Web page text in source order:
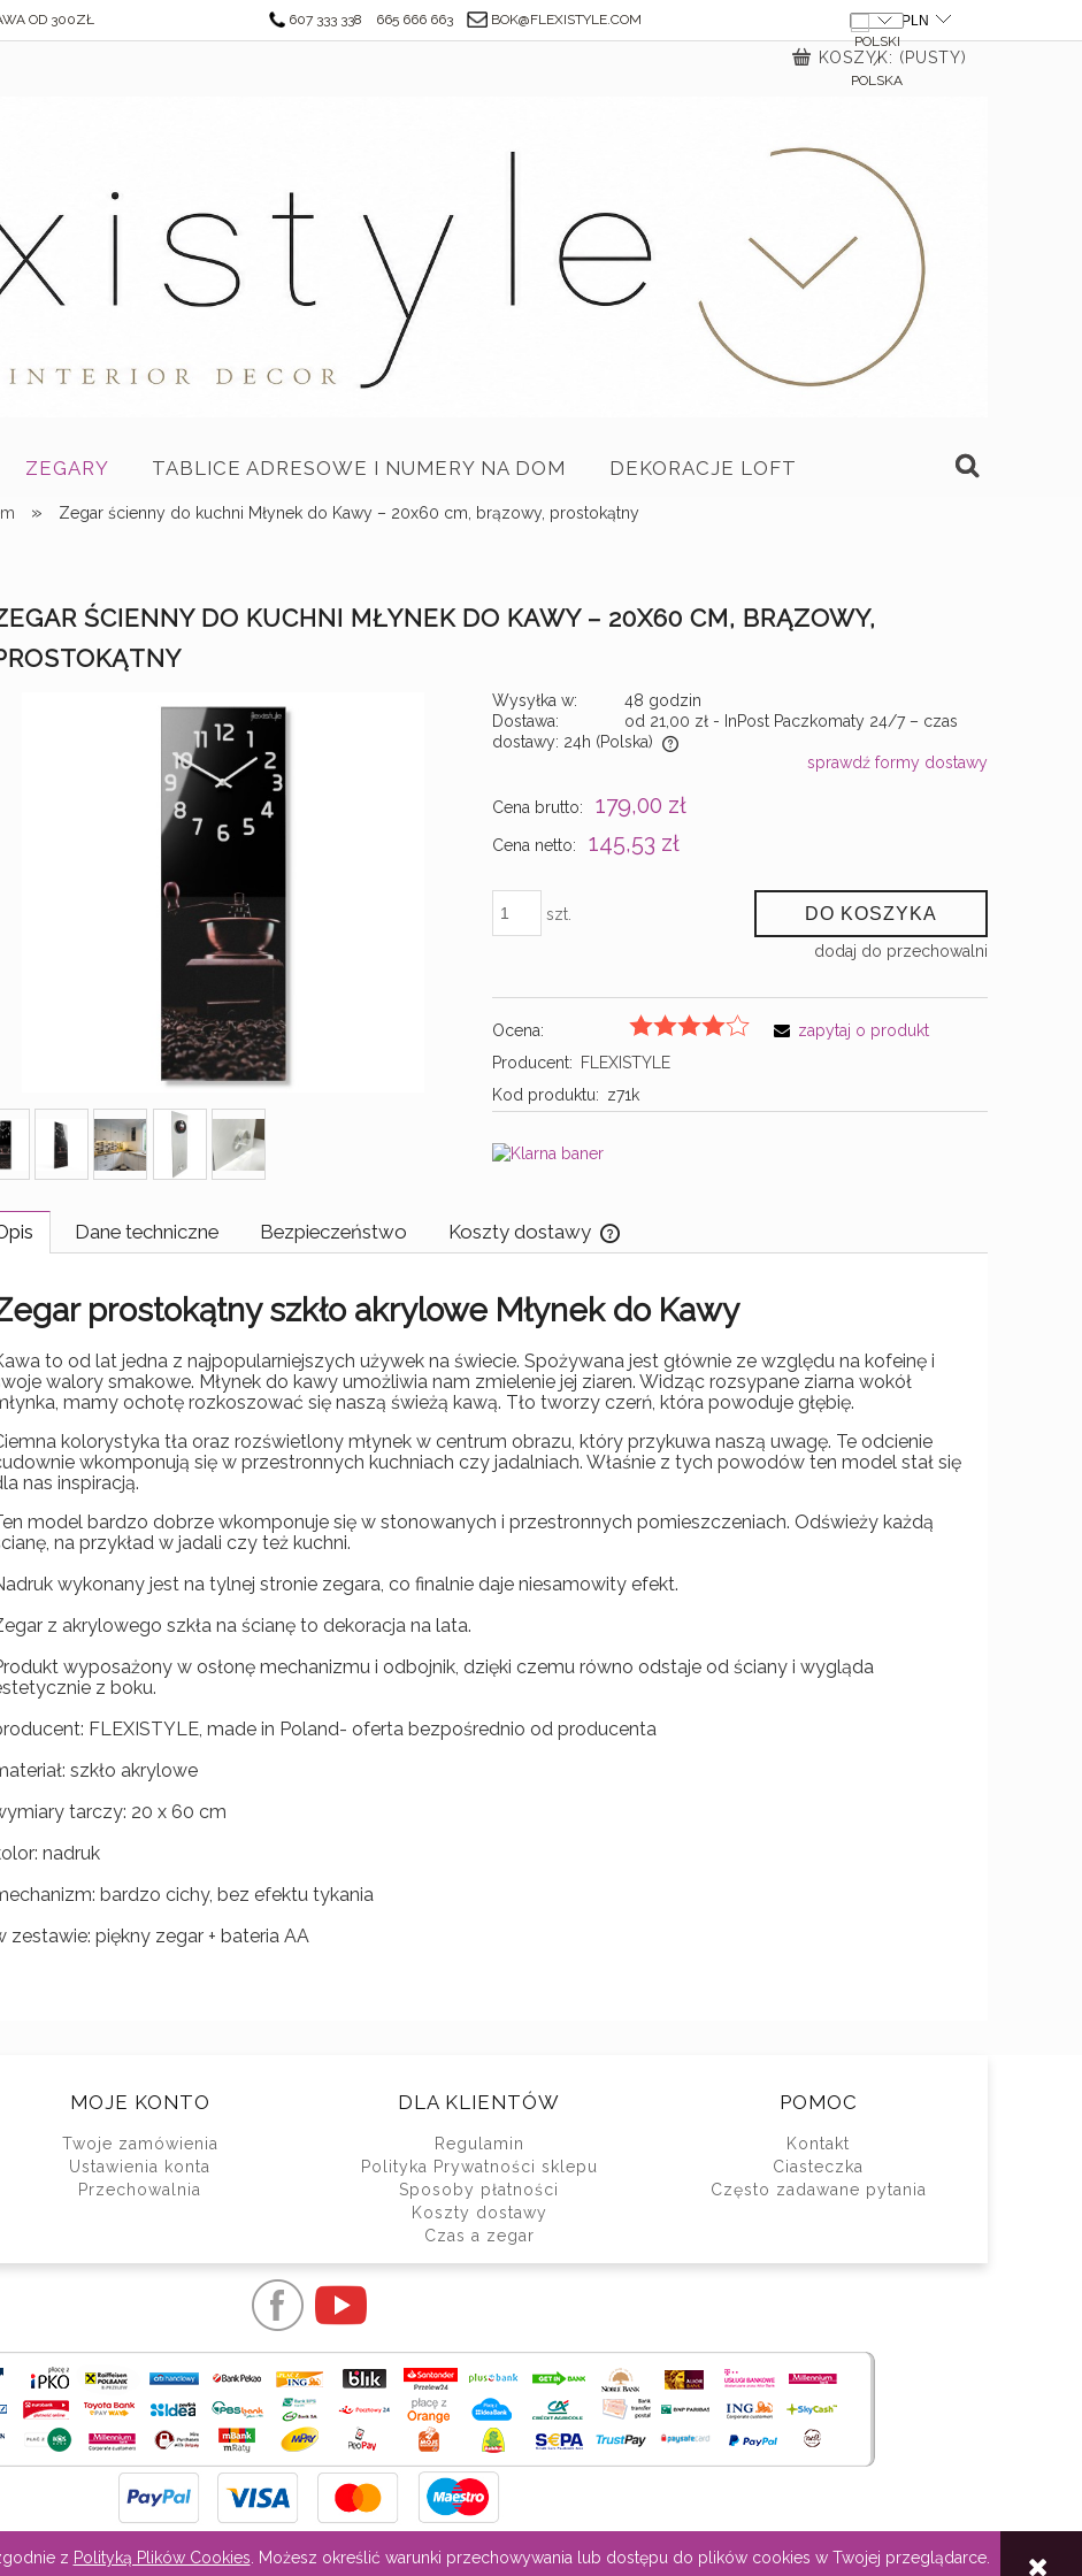
z Polityką Plików Cookies . Możesz określić warunki przechowywania lub dostępu do plików cookies w Twojej przeglądarce.
OD 300ZŁ 607 333 338 665 666 663 BOK@FLEXISTYLE.COM
KOSZYK: (PUSTY)
ZEGARY TABLICE ADRESOWE I NUMERY NA DOM DEKORACJE LOFT
POZOSTAŁE DEKORACJE NOWOŚCI
» Zegar ścienny do kuchni Młynek do Kawy – 20x60 cm, brązowy, prostokątny
ŚCIENNY DO KUCHNI MŁYNEK DO KAWY – 20X60 CM, BRĄZOWY,
Wysyłka w:
48 godzin
Dostawa:
od 21,00 zł - InPost Paczkomaty 24/7 – czas
dostawy: 24h (Polska)
sprawdź formy dostawy
Cena brutto: 179,00 zł
Cena netto: 145,53 zł
szt. DO KOSZYKA
dodaj do przechowalni
Ocena:
Producent:
FLEXISTYLE
Kod produktu: z71k
zapytaj o produkt
Dane techniczne Bezpieczeństwo Koszty dostawy
Cena nie zawiera ewentualnych kosztów
płatności
prostokątny szkło akrylowe Młynek do Kawy
to od lat jedna z najpopularniejszych używek na świecie. Spożywana jest głównie ze względu na kofeinę i
walory smakowe. Młynek do kawy umożliwia nam zmielenie jej ziaren. Widząc rozsypane ziarna wokół
mamy ochotę rozkoszować się naszą świeżą kawą. Tło tworzy czerń, która powoduje głębię.
kolorystyka tła oraz rozświetlony młynek w centrum obrazu, który przykuwa naszą uwagę. Te odcienie
wkomponują się w przestronnych kuchniach czy jadalniach. Właśnie z tych powodów ten model stał się
nas inspiracją.
model bardzo dobrze wkomponuje się w stonowanych i przestronnych pomieszczeniach. Odświeży każdą
na przykład w jadali czy też kuchni.
wykonany jest na tylnej stronie zegara, co finalnie daje niesamowity efekt.
z akrylowego szkła na ścianę to dekoracja na lata.
wyposażony w osłonę mechanizmu i odbojnik, dzięki czemu równo odstaje od ściany i wygląda
z boku.
FLEXISTYLE, made in Poland- oferta bezpośrednio od producenta
szkło akrylowe
tarczy: 20 x 60 cm
nadruk
bardzo cichy, bez efektu tykania
zestawie: piękny zegar + bateria AA
MOJE KONTO
Twoje zamówienia
Ustawienia konta
Przechowalnia
DLA KLIENTÓW
Regulamin
Polityka Prywatności sklepu
Sposoby płatności
Koszty dostawy
Czas a zegar
POMOC
Kontakt
Ciasteczka
Często zadawane pytania
Sklep internetowy Shoper.pl